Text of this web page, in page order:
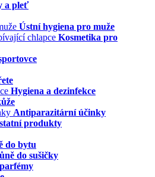
a pleť
Ústní hygiena pro muže
Kosmetika pro
Hygiena a dezinfekce
Antiparazitární účinky
produkty
do bytu
do sušičky